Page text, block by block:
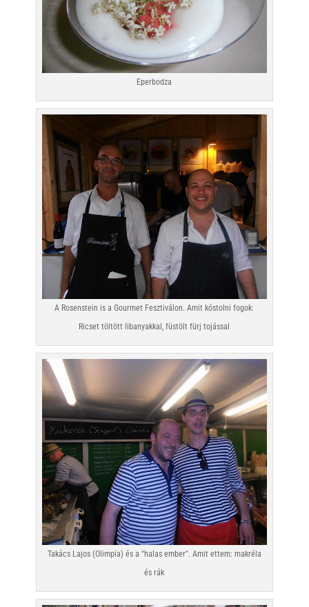
Eperbodza
A Rosenstein is a Gourmet Fesztiválon. Amit kóstolni fogok:
Ricset töltött libanyakkal, füstölt fürj tojással
Takács Lajos (Olimpia) és a "halas ember". Amit ettem: makréla
és rák